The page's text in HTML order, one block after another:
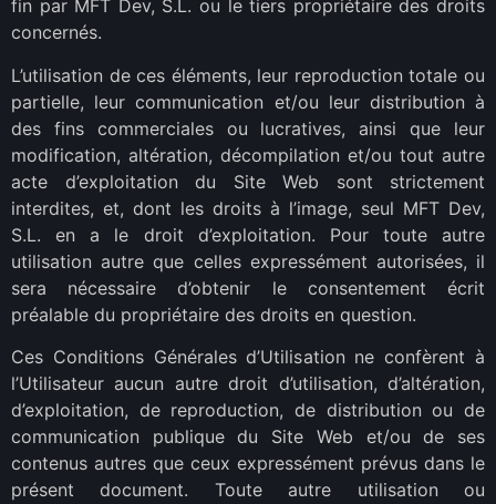
fin par MFT Dev, S.L. ou le tiers propriétaire des droits
concernés.
L’utilisation de ces éléments, leur reproduction totale ou
partielle, leur communication et/ou leur distribution à
des fins commerciales ou lucratives, ainsi que leur
modification, altération, décompilation et/ou tout autre
acte d’exploitation du Site Web sont strictement
interdites, et, dont les droits à l’image, seul MFT Dev,
S.L. en a le droit d’exploitation. Pour toute autre
utilisation autre que celles expressément autorisées, il
sera nécessaire d’obtenir le consentement écrit
préalable du propriétaire des droits en question.
Ces Conditions Générales d’Utilisation ne confèrent à
l’Utilisateur aucun autre droit d’utilisation, d’altération,
d’exploitation, de reproduction, de distribution ou de
communication publique du Site Web et/ou de ses
contenus autres que ceux expressément prévus dans le
présent document. Toute autre utilisation ou